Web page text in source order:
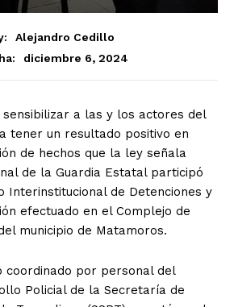
Alejandro Cedillo
diciembre 6, 2024
a las y los actores del
tener un resultado positivo en
de hechos que la ley señala
de la Guardia Estatal participó
Interinstitucional de Detenciones y
efectuado en el Complejo de
municipio de Matamoros.
coordinado por personal del
Policial de la Secretaría de